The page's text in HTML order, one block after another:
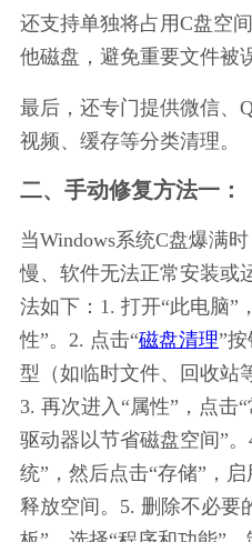
还支持单独将占用C盘空
他磁盘，避免重要文件被
最后，还专门提供微信、
视频、缓存等分类清理。
二、手动修复方法一：
当Windows系统C盘爆满
慢、软件无法正常安装或
法如下：1. 打开“此电脑”
性”。2. 点击“磁盘清理”
型（如临时文件、回收站
3. 再次进入“属性”，点击
驱动器以节省磁盘空间”
统”，然后点击“存储”，
释放空间。5. 删除不必要